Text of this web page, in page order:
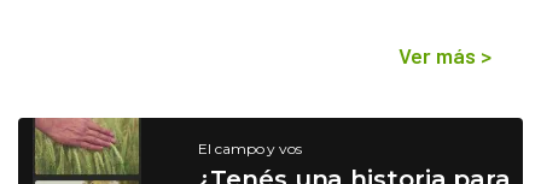
Ver más >
El campo y vos